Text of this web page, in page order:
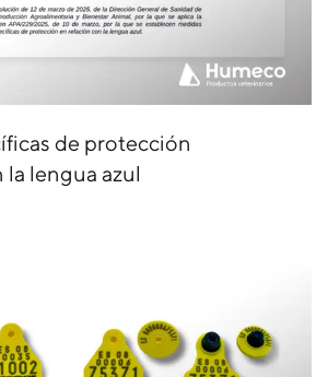
de protección
lengua azul